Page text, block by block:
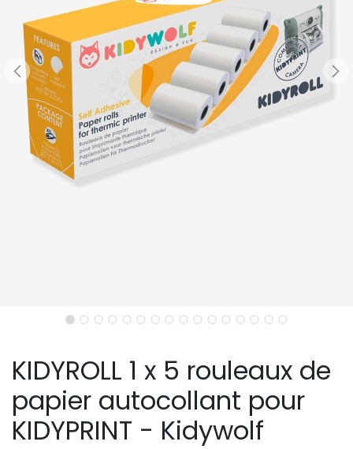
KIDYROLL 1 x 5 rouleaux de
papier autocollant pour
KIDYPRINT - Kidywolf